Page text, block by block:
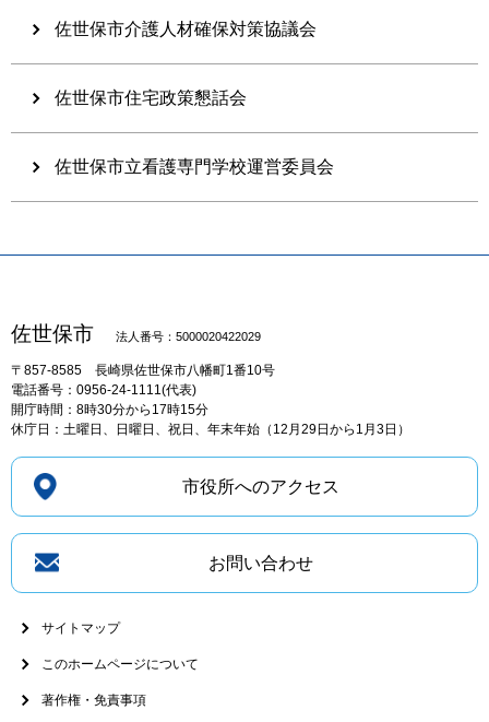
佐世保市介護人材確保対策協議会
佐世保市住宅政策懇話会
佐世保市立看護専門学校運営委員会
佐世保市 法人番号：5000020422029
〒857-8585 長崎県佐世保市八幡町1番10号
電話番号：0956-24-1111(代表)
開庁時間：8時30分から17時15分
休庁日：土曜日、日曜日、祝日、年末年始（12月29日から1月3日）
市役所へのアクセス
お問い合わせ
サイトマップ
このホームページについて
著作権・免責事項